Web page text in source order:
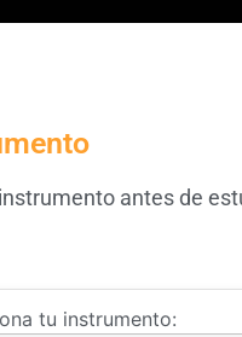
antes de
tu instrumento: